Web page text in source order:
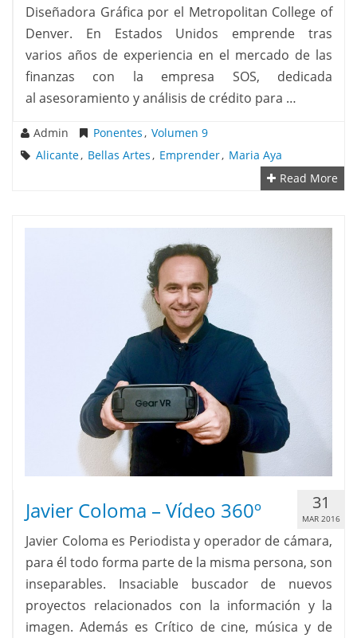
Diseñadora Gráfica por el Metropolitan College of
Denver. En Estados Unidos emprende tras
varios años de experiencia en el mercado de las
finanzas con la empresa SOS, dedicada
al asesoramiento y análisis de crédito para …
Admin Ponentes , Volumen 9
Alicante, Bellas Artes , Emprender, Maria Aya
Read More
Javier Coloma – Vídeo 360º 31
MAR 2016
Javier Coloma es Periodista y operador de cámara,
para él todo forma parte de la misma persona, son
inseparables. Insaciable buscador de nuevos
proyectos relacionados con la información y la
imagen. Además es Crítico de cine, música y de